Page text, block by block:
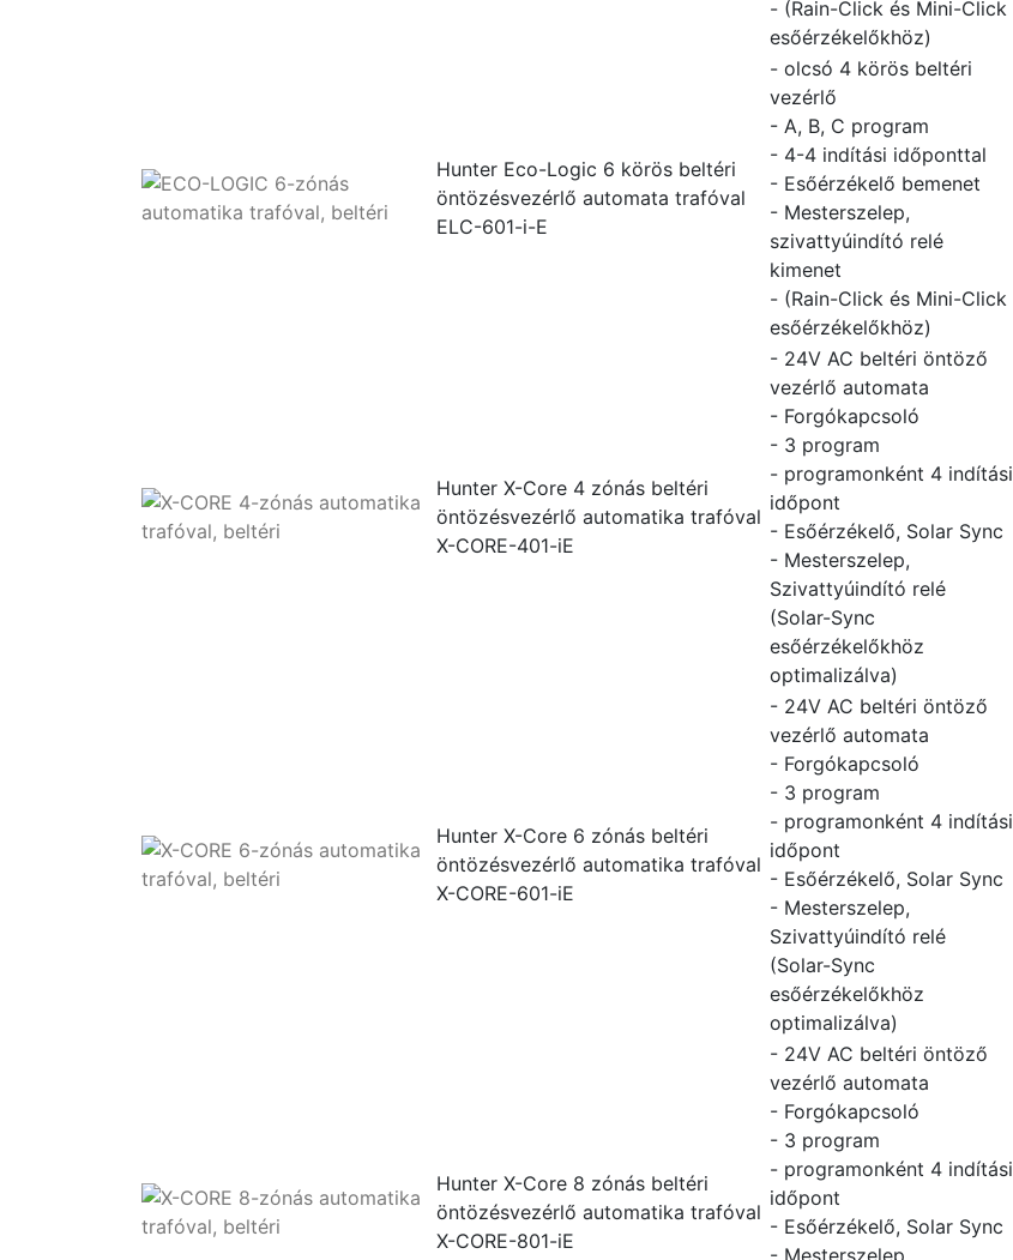
- (Rain-Click és Mini-Click
esőérzékelőkhöz)
Hunter Eco-Logic 6 körös beltéri
öntözésvezérlő automata trafóval
ELC-601-i-E
- olcsó 4 körös beltéri
vezérlő
- A, B, C program
- 4-4 indítási időponttal
- Esőérzékelő bemenet
- Mesterszelep,
szivattyúindító relé
kimenet
- (Rain-Click és Mini-Click
esőérzékelőkhöz)
Hunter X-Core 4 zónás beltéri
öntözésvezérlő automatika trafóval
X-CORE-401-iE
- 24V AC beltéri öntöző
vezérlő automata
- Forgókapcsoló
- 3 program
- programonként 4 indítási
időpont
- Esőérzékelő, Solar Sync
- Mesterszelep,
Szivattyúindító relé
(Solar-Sync
esőérzékelőkhöz
optimalizálva)
Hunter X-Core 6 zónás beltéri
öntözésvezérlő automatika trafóval
X-CORE-601-iE
- 24V AC beltéri öntöző
vezérlő automata
- Forgókapcsoló
- 3 program
- programonként 4 indítási
időpont
- Esőérzékelő, Solar Sync
- Mesterszelep,
Szivattyúindító relé
(Solar-Sync
esőérzékelőkhöz
optimalizálva)
Hunter X-Core 8 zónás beltéri
öntözésvezérlő automatika trafóval
X-CORE-801-iE
- 24V AC beltéri öntöző
vezérlő automata
- Forgókapcsoló
- 3 program
- programonként 4 indítási
időpont
- Esőérzékelő, Solar Sync